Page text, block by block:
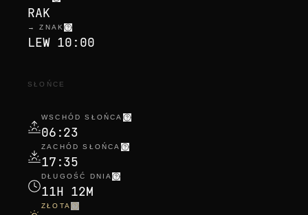
RAK
→ ZNAK
LEW 10:00
SŁOŃCE
WSCHÓD SŁOŃCA
06:23
ZACHÓD SŁOŃCA
17:35
DŁUGOŚĆ DNIA
11H 12M
ZŁOTA